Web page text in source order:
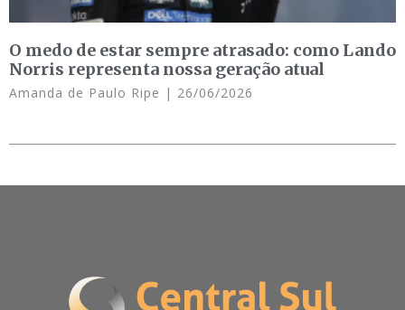
O medo de estar sempre atrasado: como Lando
Norris representa nossa geração atual
Amanda de Paulo Ripe 26/06/2026